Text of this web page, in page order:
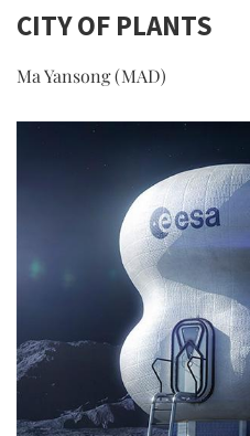
CITY OF PLANTS
Ma Yansong (MAD)